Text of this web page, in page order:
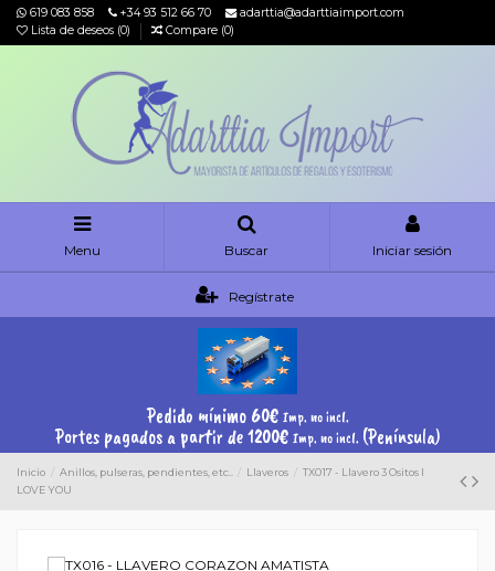
619 083 858 +34 93 512 66 70
adarttia@adarttiaimport.com
Lista de deseos (0) Compare (0)
Menu Buscar Iniciar sesión
Regístrate
Pedido mínimo 60€ Imp. no incl.
Portes pagados a partir de 1200€ Imp. no incl. (Península)
Inicio Anillos, pulseras, pendientes, etc.. Llaveros
TX017 - Llavero 3 Ositos I
LOVE YOU